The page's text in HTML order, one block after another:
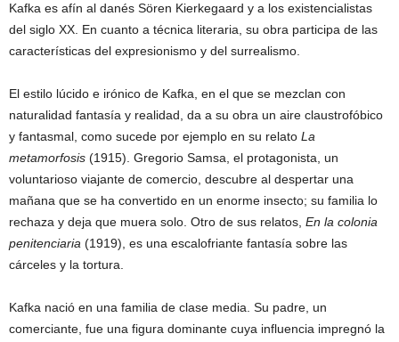
Kafka es afín al danés Sören Kierkegaard y a los existencialistas
del siglo XX. En cuanto a técnica literaria, su obra participa de las
características del expresionismo y del surrealismo.
El estilo lúcido e irónico de Kafka, en el que se mezclan con
naturalidad fantasía y realidad, da a su obra un aire claustrofóbico
y fantasmal, como sucede por ejemplo en su relato La
metamorfosis (1915). Gregorio Samsa, el protagonista, un
voluntarioso viajante de comercio, descubre al despertar una
mañana que se ha convertido en un enorme insecto; su familia lo
rechaza y deja que muera solo. Otro de sus relatos, En la colonia
penitenciaria (1919), es una escalofriante fantasía sobre las
cárceles y la tortura.
Kafka nació en una familia de clase media. Su padre, un
comerciante, fue una figura dominante cuya influencia impregnó la